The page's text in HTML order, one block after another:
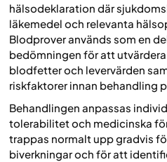
hälsodeklaration där
läkemedel och relevanta
Blodprover används som en
bedömningen för att
blodfetter och levervärden
riskfaktorer innan behandling
Behandlingen anpassas
tolerabilitet och medicinska
trappas normalt upp gradvis
biverkningar och för att